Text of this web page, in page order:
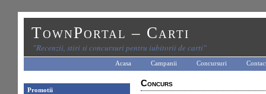
TownPortal – Carti
"Recenzii, stiri si concursuri pentru iubitorii de carti"
Acasa Campanii Concursuri
Promotii
Concurs